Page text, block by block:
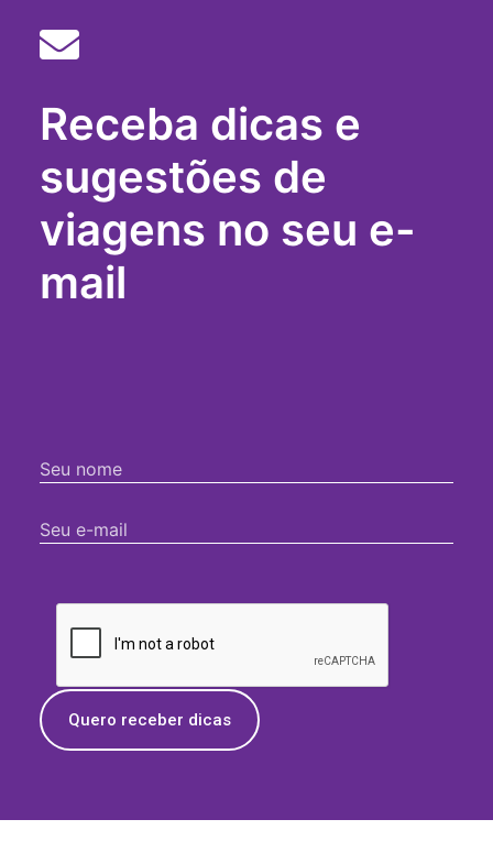
bus
Receba dicas e
sugestões de
viagens no seu e-
mail
Quero receber dicas